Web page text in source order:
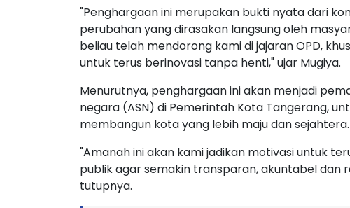
"Penghargaan ini merupakan bukti nyata dari
perubahan yang dirasakan langsung oleh
beliau telah mendorong kami di jajaran OPD,
untuk terus berinovasi tanpa henti," ujar Mugiya.
Menurutnya, penghargaan ini akan menjadi
negara (ASN) di Pemerintah Kota Tangerang,
membangun kota yang lebih maju dan sejahtera.
"Amanah ini akan kami jadikan motivasi untuk
publik agar semakin transparan, akuntabel dan
tutupnya.